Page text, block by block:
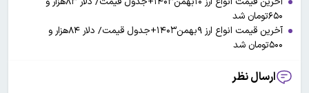
۶۵۰تومان شد
آخرین قیمت انواع ارز ۹بهمن۱۴۰۳+جدول قیمت/ دلار ۸۴هزار و
۵۰۰تومان شد
ارسال نظر